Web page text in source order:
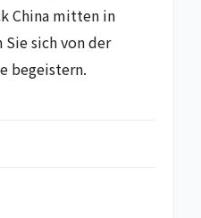
China mitten in
Sie sich von der
begeistern.